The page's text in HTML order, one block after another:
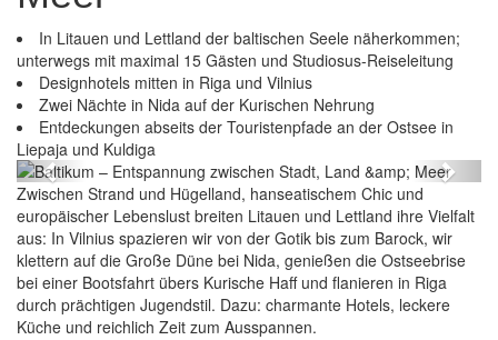
In Litauen und Lettland der baltischen Seele näherkommen;
unterwegs mit maximal 15 Gästen und Studiosus-Reiseleitung
Designhotels mitten in Riga und Vilnius
Zwei Nächte in Nida auf der Kurischen Nehrung
Entdeckungen abseits der Touristenpfade an der Ostsee in
Liepaja und Kuldiga
Land &
Baltikum – Entspannung zwischen Stadt,
Meer
Previous Next
Zwischen Strand und Hügelland, hanseatischem Chic und
europäischer Lebenslust breiten Litauen und Lettland ihre Vielfalt
aus: In Vilnius spazieren wir von der Gotik bis zum Barock, wir
klettern auf die Große Düne bei Nida, genießen die Ostseebrise
bei einer Bootsfahrt übers Kurische Haff und flanieren in Riga
durch prächtigen Jugendstil. Dazu: charmante Hotels, leckere
Küche und reichlich Zeit zum Ausspannen.